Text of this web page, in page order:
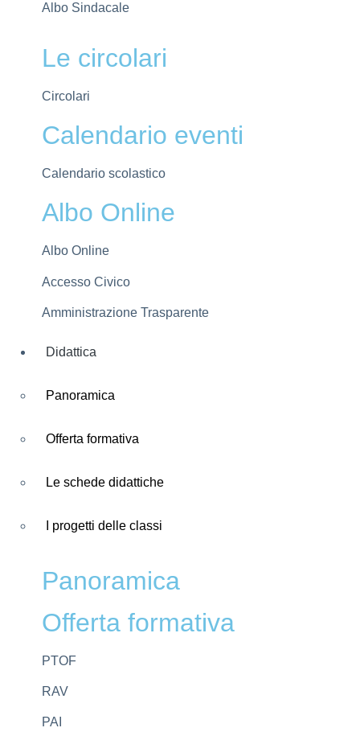
Albo Sindacale
Le circolari
Circolari
Calendario eventi
Calendario scolastico
Albo Online
Albo Online
Accesso Civico
Amministrazione Trasparente
Didattica
Panoramica
Offerta formativa
Le schede didattiche
I progetti delle classi
Panoramica
Offerta formativa
PTOF
RAV
PAI